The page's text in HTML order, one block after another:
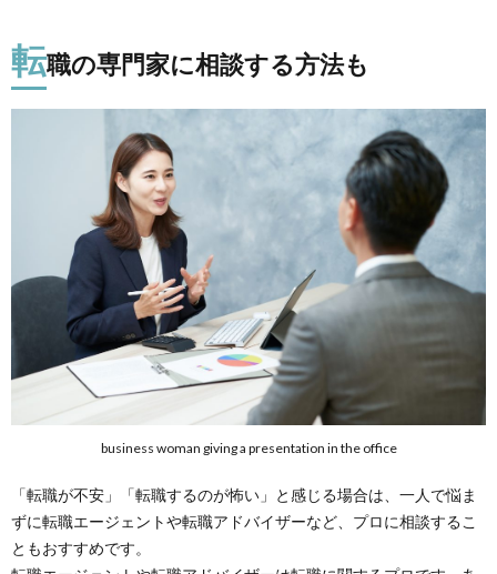
転職の専門家に相談する方法も
business woman giving a presentation in the office
「転職が不安」「転職するのが怖い」と感じる場合は、一人で悩ま
ずに転職エージェントや転職アドバイザーなど、プロに相談するこ
ともおすすめです。